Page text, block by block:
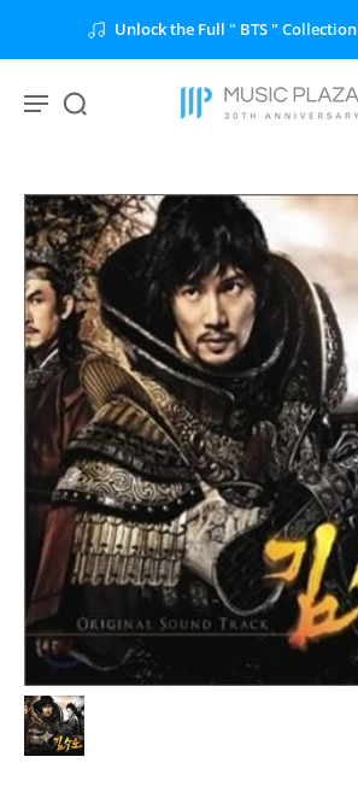
Unlock the Full " BTS " Collection